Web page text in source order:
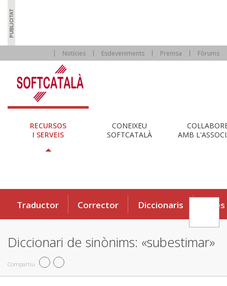
Notícies Esdeveniments Premsa Fòrums
RECURSOS
I SERVEIS
CONEIXEU
SOFTCATALÀ
AMB
Traductor Corrector Diccionaris Eines
Diccionari de sinònims: «subestimar»
Compartiu